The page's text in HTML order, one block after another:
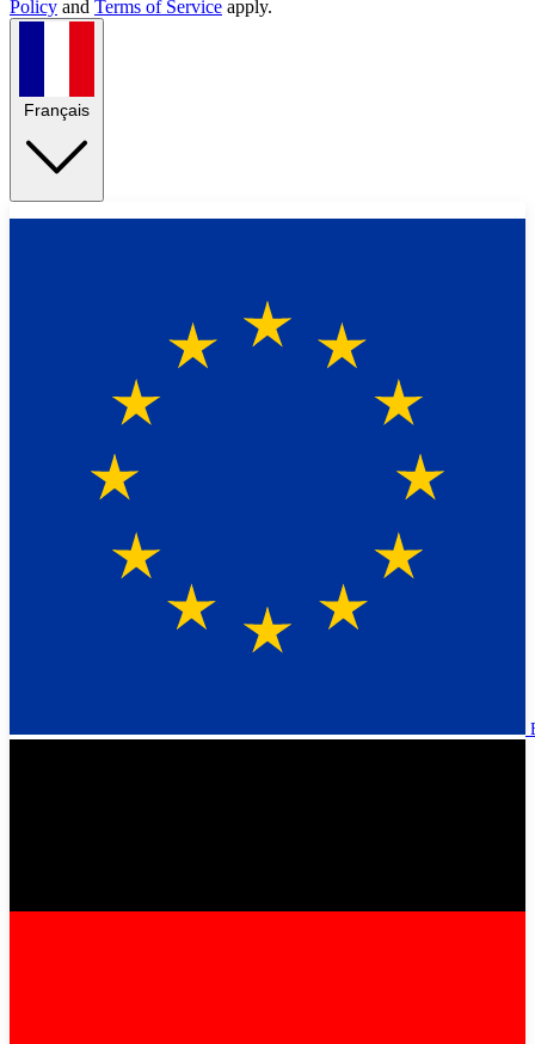
Policy and Terms of Service apply.
Français